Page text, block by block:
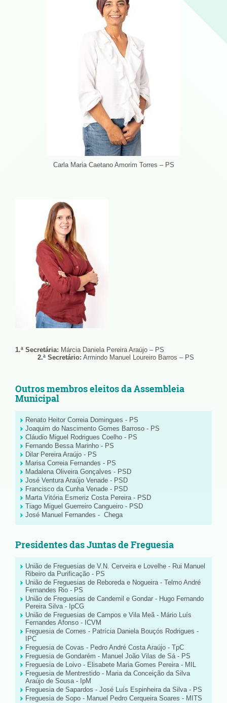
Carla Maria Caetano Amorim Torres – PS
1.ª Secretária: Márcia Daniela Pereira Araújo – PS
2.ª Secretário: Armindo Manuel Loureiro Barros – PS
Outros membros eleitos da Assembleia
Municipal
Renato Heitor Correia Domingues - PS
Joaquim do Nascimento Gomes Barroso - PS
Cláudio Miguel Rodrigues Coelho - PS
Fernando Bessa Marinho - PS
Dilar Pereira Araújo - PS
Marisa Correia Fernandes - PS
Madalena Oliveira Gonçalves - PSD
José Ventura Araújo Venade - PSD
Francisco da Cunha Venade - PSD
Marta Vitória Esmeriz Costa Pereira - PSD
Tiago Miguel Guerreiro Cangueiro - PSD
José Manuel Fernandes - Chega
Presidentes das Juntas de Freguesia
União de Freguesias de V.N. Cerveira e Lovelhe - Rui Manuel
Ribeiro da Purificação - PS
União de Freguesias de Reboreda e Nogueira - Telmo André
Fernandes Rio - PS
União de Freguesias de Candemil e Gondar - Hugo Fernando
Pereira Silva - IpCG
União de Freguesias de Campos e Vila Meã - Mário Luís
Fernandes Afonso - ICVM
Freguesia de Cornes - Patrícia Daniela Bouçós Rodrigues -
IPC
Freguesia de Covas - Pedro André Costa Araújo - TpC
Freguesia de Gondarém - Manuel João Vilas de Sá - PS
Freguesia de Loivo - Elisabete Maria Gomes Pereira - MIL
Freguesia de Mentrestido - Maria da Conceição da Silva
Araújo de Sousa - IpM
Freguesia de Sapardos - José Luís Espinheira da Silva - PS
Freguesia de Sopo - Manuel Pedro Cerqueira Soares - MITS